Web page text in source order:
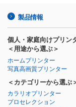
製品情報
個人・家庭向けプリン
＜用途から選ぶ＞
ホームプリンター
写真高画質プリンター
＜カテゴリーから選ぶ
カラリオプリンター
プロセレクション